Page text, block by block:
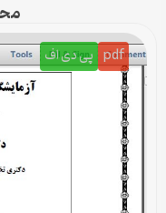
pdf پی دی اف